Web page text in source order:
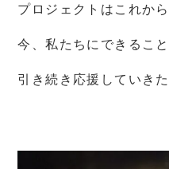
プロジェクトはこれか
今、私たちにできること
引き続き応援していき